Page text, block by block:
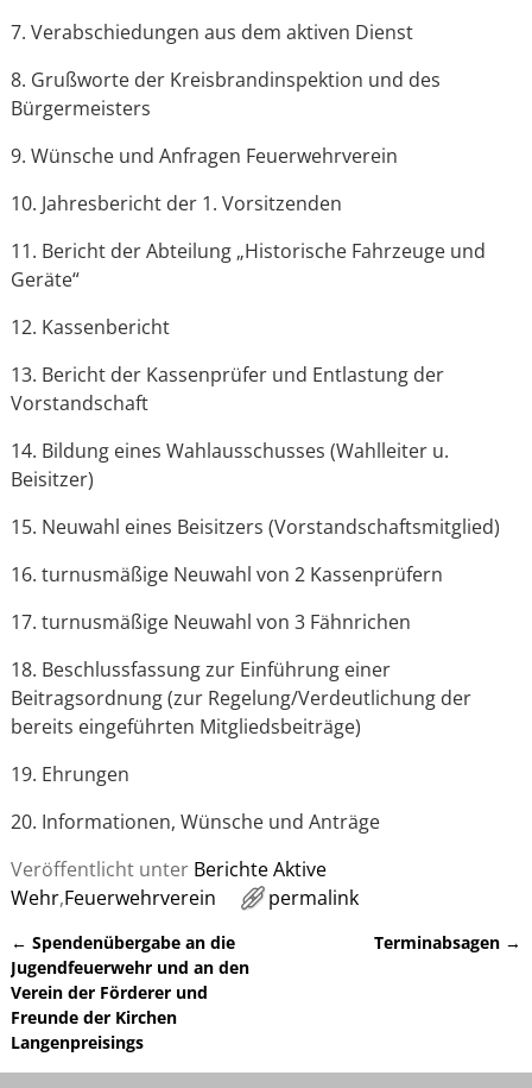
7. Verabschiedungen aus dem aktiven Dienst
8. Grußworte der Kreisbrandinspektion und des
Bürgermeisters
9. Wünsche und Anfragen Feuerwehrverein
10. Jahresbericht der 1. Vorsitzenden
11. Bericht der Abteilung „Historische Fahrzeuge und
Geräte“
12. Kassenbericht
13. Bericht der Kassenprüfer und Entlastung der
Vorstandschaft
14. Bildung eines Wahlausschusses (Wahlleiter u.
Beisitzer)
15. Neuwahl eines Beisitzers (Vorstandschaftsmitglied)
16. turnusmäßige Neuwahl von 2 Kassenprüfern
17. turnusmäßige Neuwahl von 3 Fähnrichen
18. Beschlussfassung zur Einführung einer
Beitragsordnung (zur Regelung/Verdeutlichung der
bereits eingeführten Mitgliedsbeiträge)
19. Ehrungen
20. Informationen, Wünsche und Anträge
Veröffentlicht unter Berichte Aktive
Wehr,Feuerwehrverein permalink
Artikelnavigation
← Spendenübergabe an die
Jugendfeuerwehr und an den
Verein der Förderer und
Freunde der Kirchen
Langenpreisings
Terminabsagen →